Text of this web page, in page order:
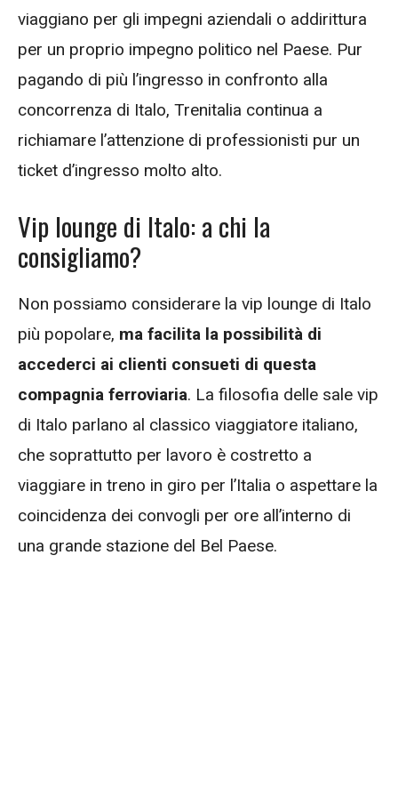
viaggiano per gli impegni aziendali o addirittura
per un proprio impegno politico nel Paese. Pur
pagando di più l’ingresso in confronto alla
concorrenza di Italo, Trenitalia continua a
richiamare l’attenzione di professionisti pur un
ticket d’ingresso molto alto.
Vip lounge di Italo: a chi la
consigliamo?
Non possiamo considerare la vip lounge di Italo
più popolare, ma facilita la possibilità di
accederci ai clienti consueti di questa
compagnia ferroviaria. La filosofia delle sale vip
di Italo parlano al classico viaggiatore italiano,
che soprattutto per lavoro è costretto a
viaggiare in treno in giro per l’Italia o aspettare la
coincidenza dei convogli per ore all’interno di
una grande stazione del Bel Paese.